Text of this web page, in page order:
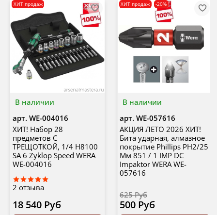
В наличии
ХИТ продаж
арт. WE-004016
ХИТ! Набор 28
предметов С
ТРЕЩОТКОЙ, 1/4 Н8100
SA 6 Zyklop Speed WERA
WE-004016
2 отзыва
18 540 Руб
В наличии
ХИТ продаж -20%
арт. WE-057616
АКЦИЯ ЛЕТО 2026 ХИТ!
Бита ударная, алмазное
покрытие Phillips PH2/25
Мм 851 / 1 IMP DC
Impaktor WERA WE-
057616
625 Руб
500 Руб